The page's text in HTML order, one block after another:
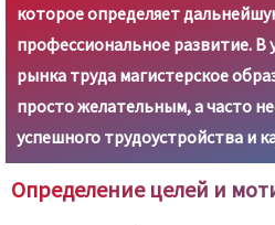
которое определяет
профессиональное развитие. В
рынка труда магистерское
просто желательным, а часто
успешного трудоустройства и
Определение целей и